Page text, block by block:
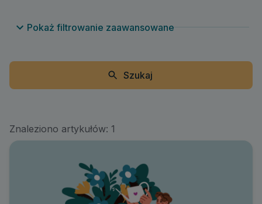
Pokaż filtrowanie zaawansowane
Szukaj
Znaleziono artykułów: 1